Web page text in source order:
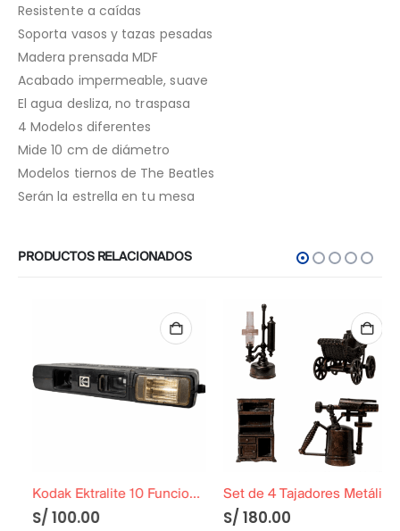
Resistente a caídas
Soporta vasos y tazas pesadas
Madera prensada MDF
Acabado impermeable, suave
El agua desliza, no traspasa
4 Modelos diferentes
Mide 10 cm de diámetro
Modelos tiernos de The Beatles
Serán la estrella en tu mesa
PRODUCTOS RELACIONADOS
Kodak Ektralite 10 Funcional
S/100.00
Set de 4 Tajadores Metálicos Originales
S/180.00